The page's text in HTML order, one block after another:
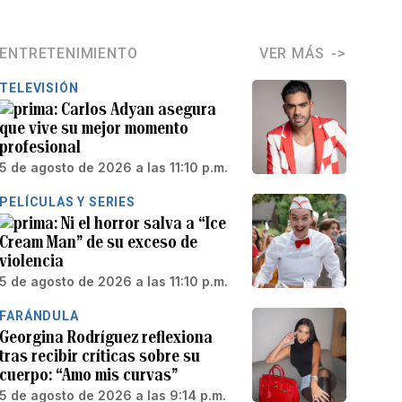
ENTRETENIMIENTO VER MÁS
TELEVISIÓN
Carlos Adyan asegura
que vive su mejor momento
profesional
5 de agosto de 2026 a las 11:10 p.m.
PELÍCULAS Y SERIES
Ni el horror salva a “Ice
Cream Man” de su exceso de
violencia
5 de agosto de 2026 a las 11:10 p.m.
FARÁNDULA
Georgina Rodríguez reflexiona
tras recibir críticas sobre su
cuerpo: “Amo mis curvas”
5 de agosto de 2026 a las 9:14 p.m.